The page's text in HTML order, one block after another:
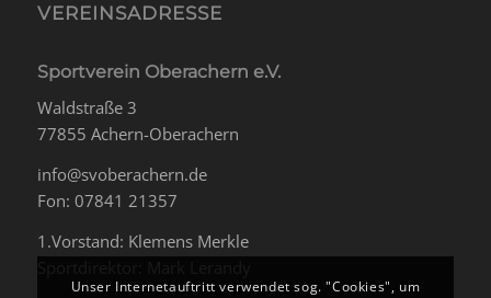
VEREINSADRESSE
Sportverein Oberachern e.V.
Waldstraße 3
77855 Achern-Oberachern
info@svoberachern.de
Fon: 07841 21357
1.Vorstand: Klemens Merkle
Unser Internetauftritt verwendet sog. "Cookies", um